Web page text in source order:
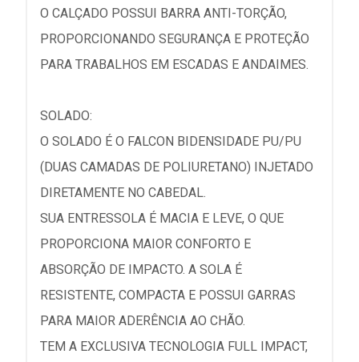
O CALÇADO POSSUI BARRA ANTI-TORÇÃO,
PROPORCIONANDO SEGURANÇA E PROTEÇÃO
PARA TRABALHOS EM ESCADAS E ANDAIMES.
SOLADO:
O SOLADO É O FALCON BIDENSIDADE PU/PU
(DUAS CAMADAS DE POLIURETANO) INJETADO
DIRETAMENTE NO CABEDAL.
SUA ENTRESSOLA É MACIA E LEVE, O QUE
PROPORCIONA MAIOR CONFORTO E
ABSORÇÃO DE IMPACTO. A SOLA É
RESISTENTE, COMPACTA E POSSUI GARRAS
PARA MAIOR ADERÊNCIA AO CHÃO.
TEM A EXCLUSIVA TECNOLOGIA FULL IMPACT,